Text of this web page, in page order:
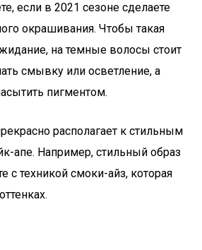
если в 2021 сезоне сделаете
окрашивания. Чтобы такая
на темные волосы стоит
смывку или осветление, а
пигментом.
располагает к стильным
апе. Например, стильный образ
с техникой смоки-айз, которая